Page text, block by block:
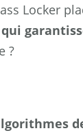
Locker
?